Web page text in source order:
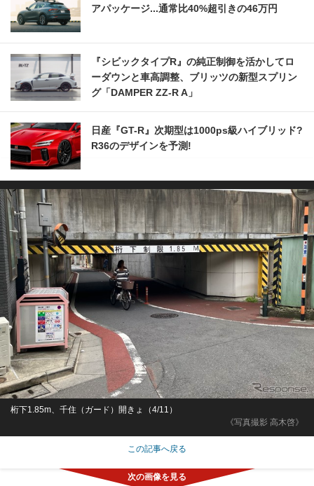
アパッケージ...通常比40%超引きの46万円
『シビックタイプR』の純正制御を活かしてロ
ーダウンと車高調整、ブリッツの新型スプリン
グ「DAMPER ZZ-R A」
日産『GT-R』次期型は1000ps級ハイブリッド?
R36のデザインを予測!
《写真撮影 高木啓》
桁下1.85m、千住（ガード）開きょ（4/11）
この記事へ戻る